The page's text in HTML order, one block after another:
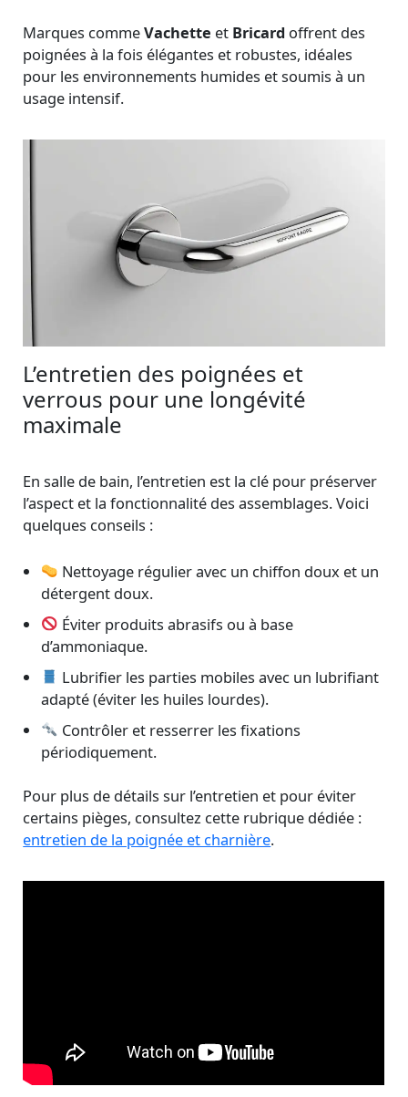
Marques commeVachette et Bricard offrent des
poignées à la fois élégantes et robustes, idéales
pour les environnements humides et soumis à un
usage intensif.
L’entretien des poignées et
verrous pour une longévité
maximale
En salle de bain, l’entretien est la clé pour préserver
l’aspect et la fonctionnalité des assemblages. Voici
quelques conseils :
Nettoyage régulier avec un chiffon doux et un
détergent doux.
Éviter produits abrasifs ou à base
d’ammoniaque.
Lubrifier les parties mobiles avec un lubrifiant
adapté (éviter les huiles lourdes).
Contrôler et resserrer les fixations
périodiquement.
Pour plus de détails sur l’entretien et pour éviter
certains pièges, consultez cette rubrique dédiée :
entretien de la poignée et charnière.